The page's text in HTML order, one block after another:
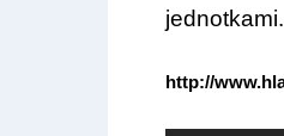
jednotkami.
http://